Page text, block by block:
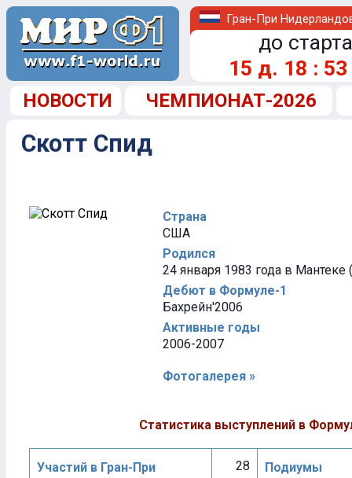
Гран-При
до
15 д. 18 : 53
НОВОСТИ ЧЕМПИОНАТ-2026
Скотт Спид
Страна
США
Родился
24 января 1983 года в
Дебют в Формуле-1
Бахрейн'2006
Активные годы
2006-2007
Фотогалерея »
Статистика выступлений в
Участий в Гран-При 28 Подиумы